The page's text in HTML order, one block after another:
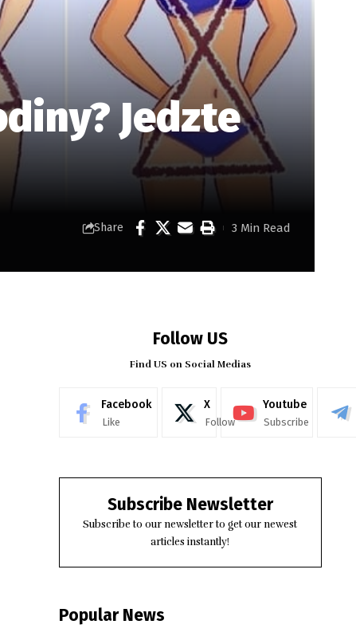
Jedzte
Share 3 Min Read
Follow US
Find US on Social Medias
Facebook
Like
X
Follow
Youtube
Subscribe
Subscribe Newsletter
Subscribe to our newsletter to get our newest
articles instantly!
Popular News